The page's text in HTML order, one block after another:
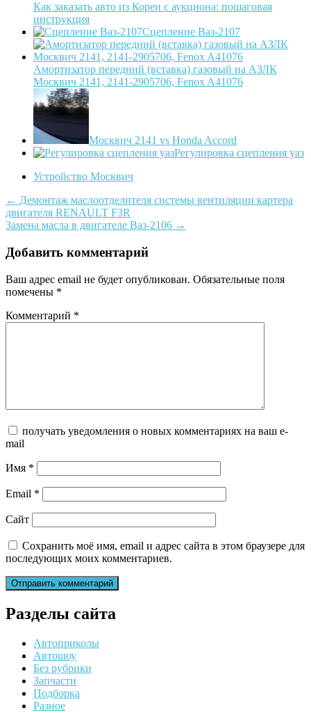
Как заказать авто из Кореи с аукциона: пошаговая
инструкция
Сцепление Ваз-2107
Амортизатор передний (вставка) газовый на АЗЛК
Москвич 2141, 2141-2905706, Fenox A41076
Москвич 2141 vs Honda Accord
Регулировка сцепления уаз
Устройство Москвич
Post
navigation
← Демонтаж маслоотделителя системы вентиляции картера
двигателя RENAULT F3R
Замена масла в двигателе Ваз-2106 →
Добавить комментарий
Ваш адрес email не будет опубликован. Обязательные поля
помечены *
Комментарий *
получать уведомления о новых комментариях на ваш e-
mail
Имя *
Email *
Сайт
Сохранить моё имя, email и адрес сайта в этом браузере для
последующих моих комментариев.
Разделы сайта
Автоприколы
Автошоу
Без рубрики
Запчасти
Подборка
Разное